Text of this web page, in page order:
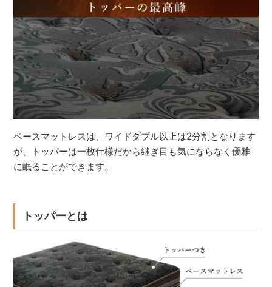
ベースマットレスは、ワイドダブル以上は2分割となります
が、トッパーは一枚仕様だから継ぎ目も気にならなく優雅
に眠ることができます。
トッパーとは